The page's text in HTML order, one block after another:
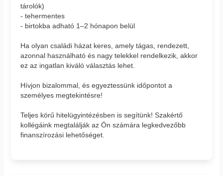
tárolók)
- tehermentes
- birtokba adható 1–2 hónapon belül
Ha olyan családi házat keres, amely tágas, rendezett,
azonnal használható és nagy telekkel rendelkezik, akkor
ez az ingatlan kiváló választás lehet.
Hívjon bizalommal, és egyeztessünk időpontot a
személyes megtekintésre!
Teljes körű hitelügyintézésben is segítünk! Szakértő
kollégáink megtalálják az Ön számára legkedvezőbb
finanszírozási lehetőséget.